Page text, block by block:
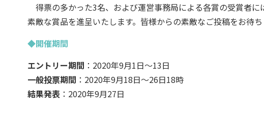
得票の多かった3名、および運営事務局による各賞の受賞者
素敵な賞品を進呈いたします。皆様からの素敵なご投稿をお待
◆開催期間
エントリー期間 ：2020年9月1日～13日
一般投票期間 ：2020年9月18日～26日18時
結果発表 ：2020年9月27日